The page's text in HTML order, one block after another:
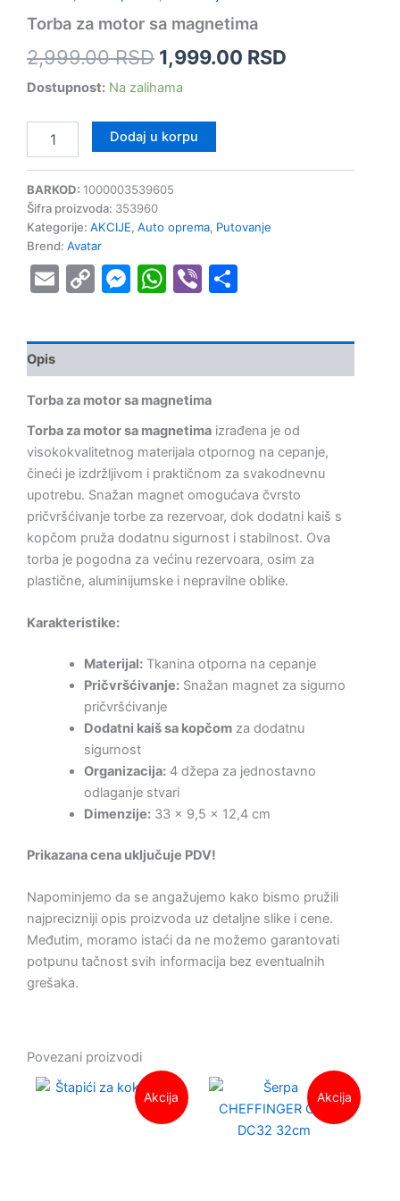
Torba za motor sa magnetima
2,999.00RSD 1,999.00 RSD
Dostupnost: Na zalihama
Dodaj u korpu
BARKOD: 1000003539605
Šifra proizvoda: 353960
Kategorije: AKCIJE, Auto oprema, Putovanje
Brend: Avatar
EmailCopyMessenger
WhatsApp
Viber
Opis
Torba za motor sa magnetima
Torba za motor sa magnetima izrađena je od
visokokvalitetnog materijala otpornog na cepanje,
čineći je izdržljivom i praktičnom za svakodnevnu
upotrebu. Snažan magnet omogućava čvrsto
pričvršćivanje torbe za rezervoar, dok dodatni kaiš s
kopčom pruža dodatnu sigurnost i stabilnost. Ova
torba je pogodna za većinu rezervoara, osim za
plastične, aluminijumske i nepravilne oblike.
Karakteristike:
Materijal:Tkanina otporna na cepanje
Pričvršćivanje:Snažan magnet za sigurno
pričvršćivanje
Dodatni kaiš sa kopčomza dodatnu
sigurnost
Organizacija:4 džepa za jednostavno
odlaganje stvari
Dimenzije:33 x 9,5 x 12,4 cm
Prikazana cena uključuje PDV!
Napominjemo da se angažujemo kako bismo pružili
najprecizniji opis proizvoda uz detaljne slike i cene.
Međutim, moramo istaći da ne možemo garantovati
potpunu tačnost svih informacija bez eventualnih
grešaka.
Povezani proizvodi
Akcija
Originalna
cena
je
Trenutna
cena
je:
149.00 RSD.
Akcija
cena
je
cena
je: